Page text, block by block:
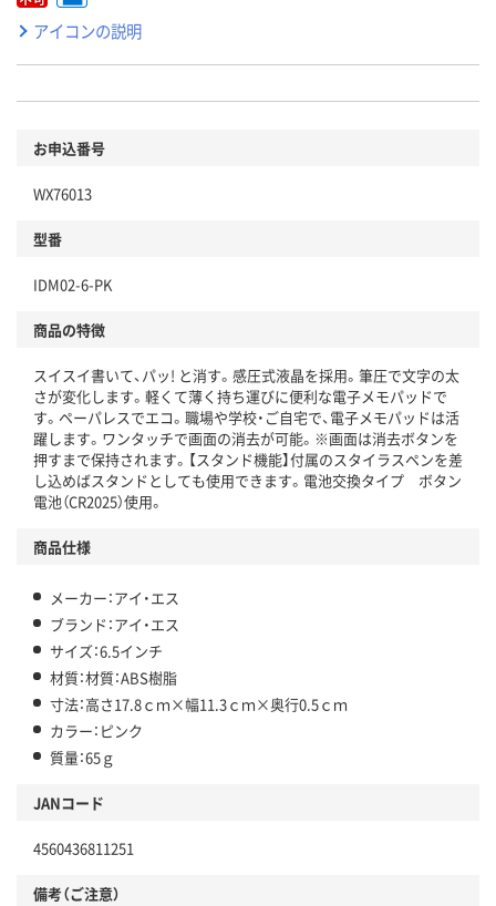
アイコンの説明
お申込番号
WX76013
型番
IDM02-6-PK
商品の特徴
スイスイ書いて、パッ! と消す。感圧式液晶を採用。筆圧で文字の太
さが変化します。軽くて薄く持ち運びに便利な電子メモパッドで
す。ペーパレスでエコ。職場や学校・ご自宅で、電子メモパッドは活
躍します。ワンタッチで画面の消去が可能。※画面は消去ボタンを
押すまで保持されます。【スタンド機能】付属のスタイラスペンを差
し込めばスタンドとしても使用できます。電池交換タイプ ボタン
電池（CR2025）使用。
商品仕様
メーカー：アイ・エス
ブランド：アイ・エス
サイズ：6.5インチ
材質：材質：ABS樹脂
寸法：高さ17.8ｃｍ×幅11.3ｃｍ×奥行0.5ｃｍ
カラー：ピンク
質量：65ｇ
JANコード
4560436811251
備考（ご注意）